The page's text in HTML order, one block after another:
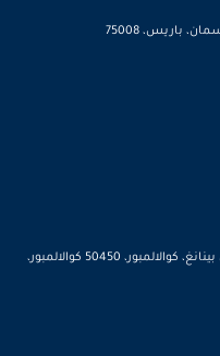
رقم 3273، الطابق 32، منارة بريستيج، 1، جالان بينانغ، كوالالمبور، 50450 كوالالمبور،